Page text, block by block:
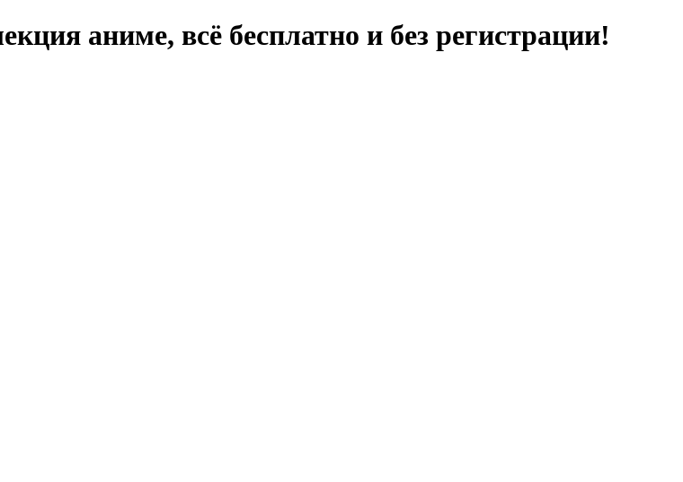
аниме, всё бесплатно и без регистрации!